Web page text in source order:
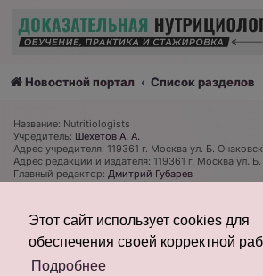
Этот сайт использует cookies для
обеспечения своей корректной
Подробнее
Новостной портал Список разделов
Название: Nutritiologists
Учредитель: Шехетов А. А.
Адрес учредителя: 119361 г. Москва ул. Б.
Адрес редакции и издателя: 119361 г. Москва ул.
Главный редактор: Дмитрий Губарев
Телефон редакции: +7 (926) 319 81 27
выдано
надзору в сфере связи, информационных
коммуникаций (Роскомнадзор) 08 сентября 2020 г.
Редакция не несет ответственности за
содержащейся в рекламных объявлениях.
справочной информации.